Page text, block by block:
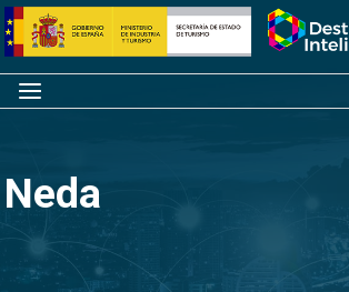
Saltar
al
contenido
Inicio
Menú
Neda